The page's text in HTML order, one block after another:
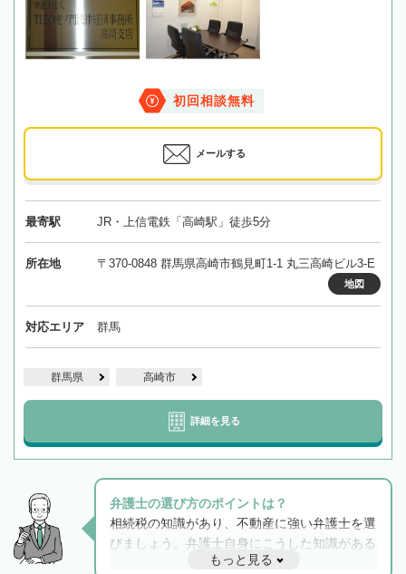
初回相談無料
メールする
最寄駅 JR・上信電鉄「高崎駅」徒歩5分
所在地 〒370-0848 群馬県高崎市鶴見町1-1 丸三高崎ビル3-E
地図
対応エリア 群馬
群馬県 高崎市
詳細を見る
弁護士の選び方のポイントは？
相続税の知識があり、不動産に強い弁護士を選
びましょう。弁護士自身にこうした知識がある
と他士業との連携もスムーズに進み、トラブル
もっと見る